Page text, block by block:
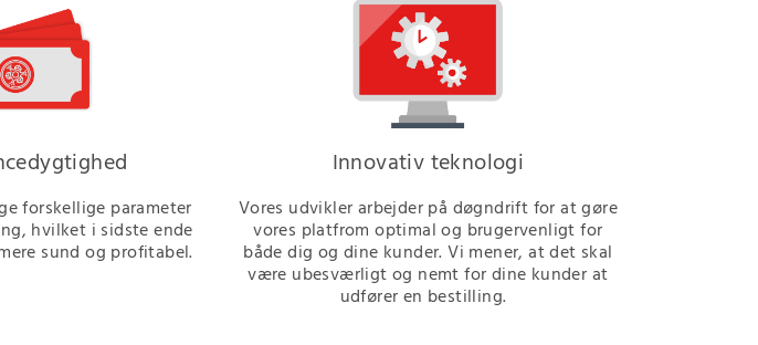
forskellige parameter
hvilket i sidste ende
sund og profitabel.
Innovativ teknologi
Vores udvikler arbejder på døgndrift for at gøre
vores platfrom optimal og brugervenligt for
både dig og dine kunder. Vi mener, at det skal
være ubesværligt og nemt for dine kunder at
udfører en bestilling.